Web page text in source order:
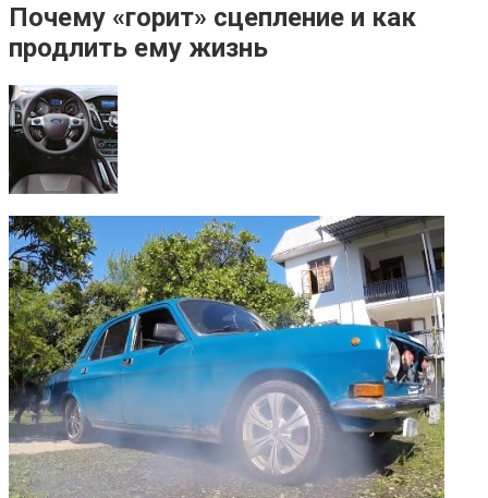
Почему «горит» сцепление и как
продлить ему жизнь